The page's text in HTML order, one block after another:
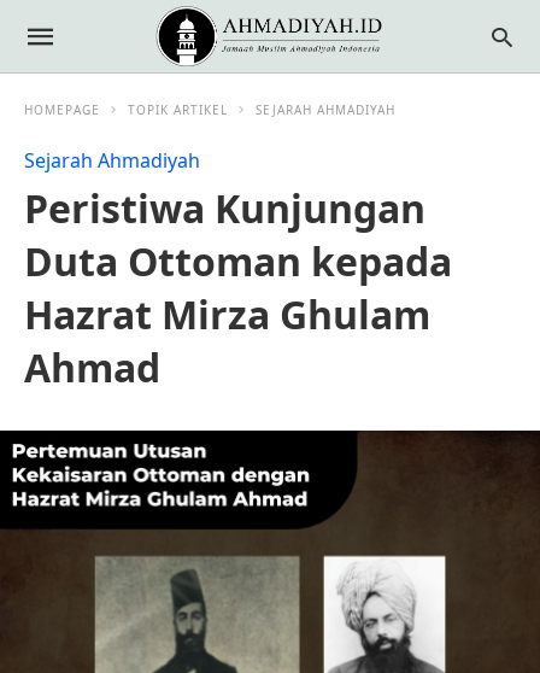
HOMEPAGE TOPIK ARTIKEL SEJARAH AHMADIYAH
Sejarah Ahmadiyah
Peristiwa Kunjungan
Duta Ottoman kepada
Hazrat Mirza Ghulam
Ahmad